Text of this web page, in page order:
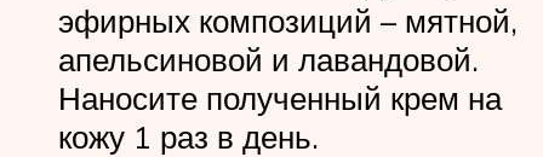
эфирных композиций – мятной,
апельсиновой и лавандовой.
Наносите полученный крем на
кожу 1 раз в день.